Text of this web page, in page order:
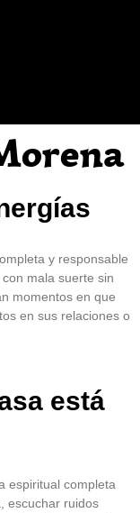
y responsable
mala suerte sin
momentos en que
en sus relaciones o
está
espiritual completa
escuchar ruidos